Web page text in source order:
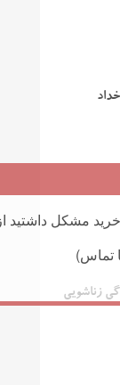
زناشویی
مشکل داشتید